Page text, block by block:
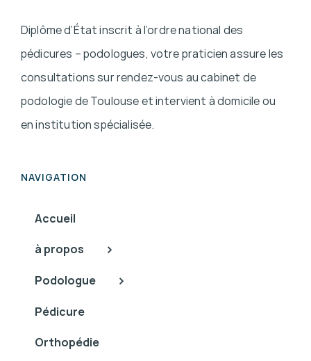
Diplôme d’État inscrit à l’ordre national des
pédicures – podologues, votre praticien assure les
consultations sur rendez-vous au cabinet de
podologie de Toulouse et intervient à domicile ou
en institution spécialisée.
NAVIGATION
Accueil
à propos
Podologue
Pédicure
Orthopédie